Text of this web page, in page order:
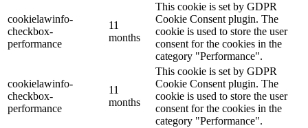
cookielawinfo-
checkbox-
performance
11
months
This cookie is set by GDPR
Cookie Consent plugin. The
cookie is used to store the user
consent for the cookies in the
category "Performance".
cookielawinfo-
checkbox-
performance
11
months
This cookie is set by GDPR
Cookie Consent plugin. The
cookie is used to store the user
consent for the cookies in the
category "Performance".